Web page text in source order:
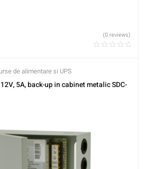
(0 reviews)
de alimentare si UPS
5A, back-up in cabinet metalic SDC-